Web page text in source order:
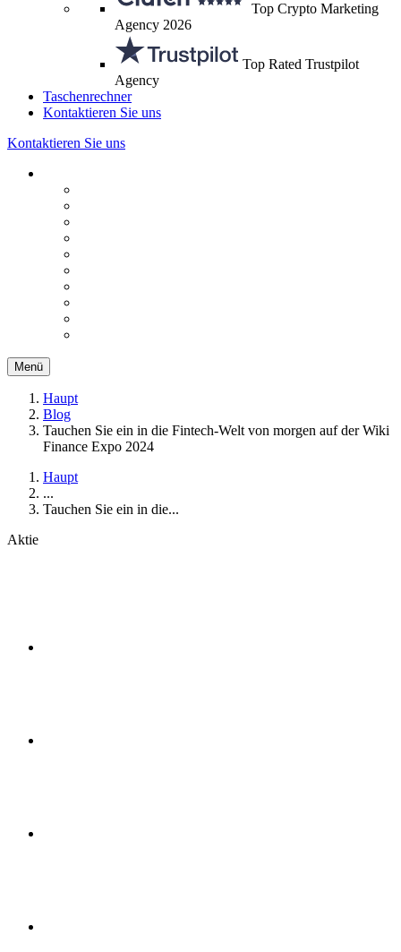
Top Crypto Marketing
Agency 2026
Top Rated Trustpilot
Agency
Taschenrechner
Kontaktieren Sie uns
Kontaktieren Sie uns
Menü
Haupt
Blog
Tauchen Sie ein in die Fintech-Welt von morgen auf der Wiki
Finance Expo 2024
Haupt
...
Tauchen Sie ein in die...
Aktie